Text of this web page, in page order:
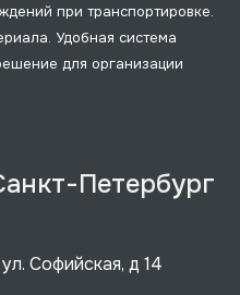
при транспортировке.
Удобная система
для организации
Петербург
Софийская, д 14